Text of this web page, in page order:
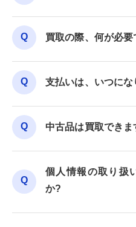
買取の際、何が必要
支払いは、いつにな
中古品は買取できま
個人情報の取り扱
か?